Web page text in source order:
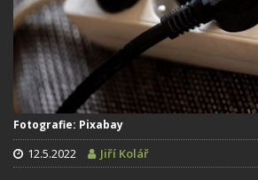
Fotografie: Pixabay
12.5.2022 Jiří Kolář